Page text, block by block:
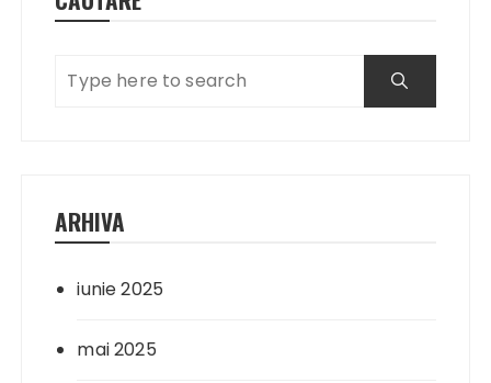
ARHIVA
iunie 2025
mai 2025